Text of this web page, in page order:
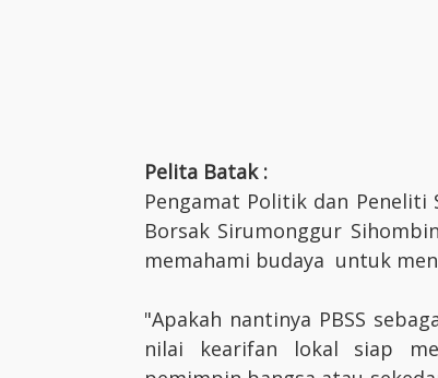
Pelita Batak :
Pengamat Politik dan Peneliti
Borsak Sirumonggur
memahami budaya untuk
"Apakah nantinya PBSS
nilai kearifan lokal siap